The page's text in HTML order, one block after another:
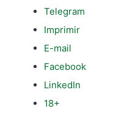
Telegram
Imprimir
E-mail
Facebook
LinkedIn
18+